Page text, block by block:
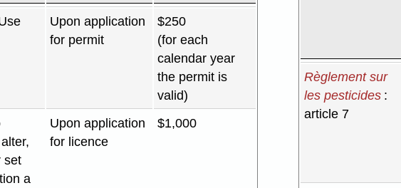
Upon application
for permit
$250
(for each
calendar year
the permit is
valid)
set
a
Upon application
for licence
$1,000
Règlement sur
les pesticides:
article 7